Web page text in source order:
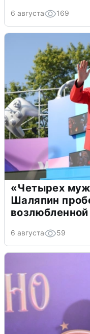
6 августа 169
«Четырех
Шаляпин
возлюбленной
6 августа 59